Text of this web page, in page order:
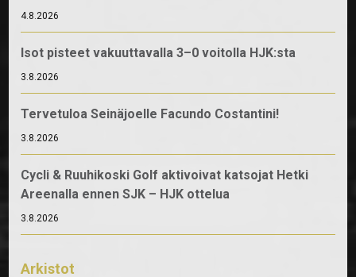
4.8.2026
Isot pisteet vakuuttavalla 3–0 voitolla HJK:sta
3.8.2026
Tervetuloa Seinäjoelle Facundo Costantini!
3.8.2026
Cycli & Ruuhikoski Golf aktivoivat katsojat Hetki
Areenalla ennen SJK – HJK ottelua
3.8.2026
Arkistot